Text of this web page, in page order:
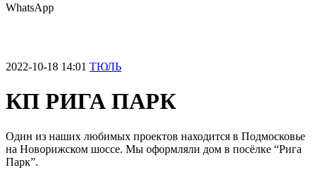
WhatsApp
2022-10-18 14:01 ТЮЛЬ
КП РИГА ПАРК
Один из наших любимых проектов находится в Подмосковье
на Новорижском шоссе. Мы оформляли дом в посёлке “Рига
Парк”.